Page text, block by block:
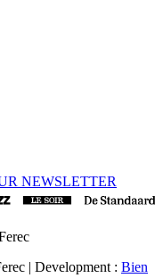
NEWSLETTER
| Development : Bien